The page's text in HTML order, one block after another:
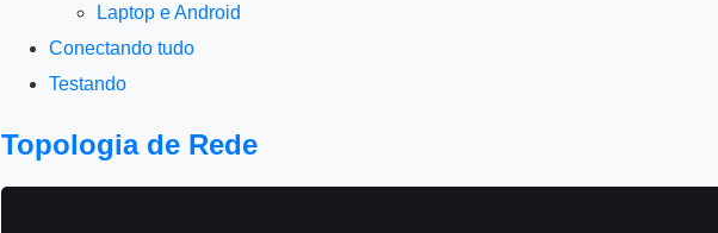
Laptop e Android
Conectando tudo
Testando
Topologia de Rede